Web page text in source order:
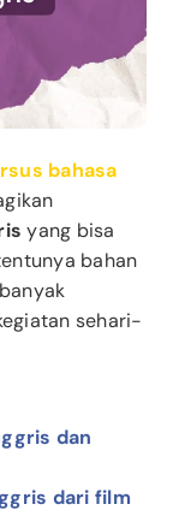
bahasa
yang bisa
bahan
sehari-
dan
dari film